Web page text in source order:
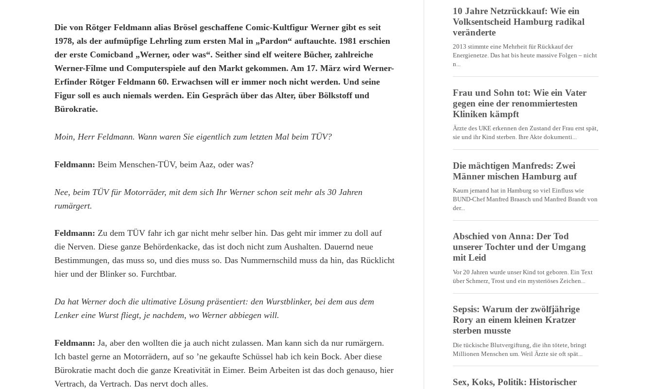
Die von Rötger Feldmann alias Brösel geschaffene Comic-Kultfigur Werner gibt es seit
1978, als der aufmüpfige Lehrling zum ersten Mal in „Pardon“ auftauchte. 1981 erschien
der erste Comicband „Werner, oder was“. Seither sind elf weitere Bücher, zahlreiche
Werner-Filme und Computerspiele auf den Markt gekommen. Am 17. März wird Werner-
Erfinder Rötger Feldmann 60. Erwachsen will er immer noch nicht werden. Und seine
Figur soll es auch niemals werden. Ein Gespräch über das Alter, über Bölkstoff und
Bürokratie.
Moin, Herr Feldmann. Wann waren Sie eigentlich zum letzten Mal beim TÜV?
Feldmann: Beim Menschen-TÜV, beim Aaz, oder was?
Nee, beim TÜV für Motorräder, mit dem sich Ihr Werner schon seit mehr als 30 Jahren
rumärgert.
Feldmann: Zu dem TÜV fahr ich gar nicht mehr selber hin. Das geht mir immer zu doll auf
die Nerven. Diese ganze Behördenkacke, das ist doch nicht zum Aushalten. Dauernd neue
Bestimmungen, das muss so, und dies muss so. Das Nummernschild muss da hin, das Rücklicht
hier und der Blinker so. Furchtbar.
Da hat Werner doch die ultimative Lösung präsentiert: den Wurstblinker, bei dem aus dem
Lenker eine Wurst fliegt, je nachdem, wo Werner abbiegen will.
Feldmann: Ja, aber den wollten die ja auch nicht zulassen. Man kann sich da nur rumärgern.
Ich bastel gerne an Motorrädern, auf so ’ne gekaufte Schüssel hab ich kein Bock. Aber diese
Bürokratie macht doch die ganze Kreativität in Eimer. Beim Arbeiten ist das doch genauso, hier
Vertrach, da Vertrach. Das nervt doch alles.